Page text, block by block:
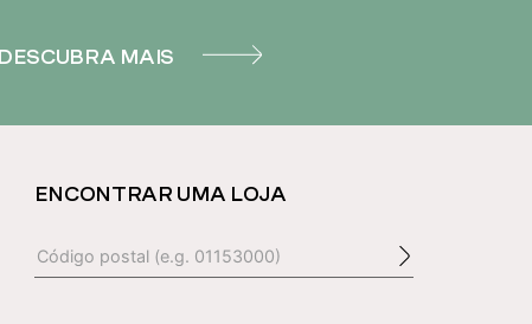
DESCUBRA MAIS
ENCONTRAR UMA LOJA